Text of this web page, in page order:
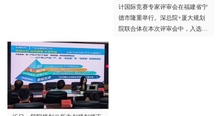
计国际竞赛专家评审会在福建省宁
德市隆重举行。深总院+厦大规划
院联合体在本次评审会中，入选前